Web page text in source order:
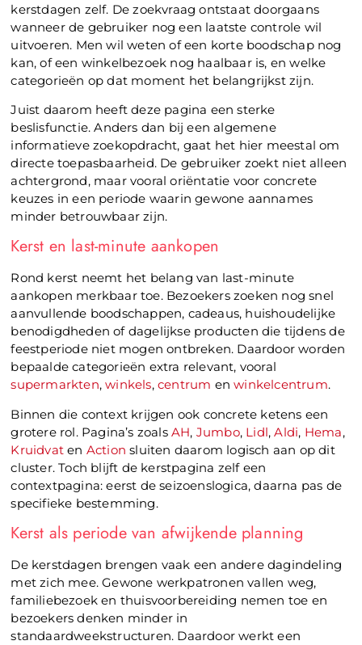
kerstdagen zelf. De zoekvraag ontstaat doorgaans
wanneer de gebruiker nog een laatste controle wil
uitvoeren. Men wil weten of een korte boodschap nog
kan, of een winkelbezoek nog haalbaar is, en welke
categorieën op dat moment het belangrijkst zijn.
Juist daarom heeft deze pagina een sterke
beslisfunctie. Anders dan bij een algemene
informatieve zoekopdracht, gaat het hier meestal om
directe toepasbaarheid. De gebruiker zoekt niet alleen
achtergrond, maar vooral oriëntatie voor concrete
keuzes in een periode waarin gewone aannames
minder betrouwbaar zijn.
Kerst en last-minute aankopen
Rond kerst neemt het belang van last-minute
aankopen merkbaar toe. Bezoekers zoeken nog snel
aanvullende boodschappen, cadeaus, huishoudelijke
benodigdheden of dagelijkse producten die tijdens de
feestperiode niet mogen ontbreken. Daardoor worden
bepaalde categorieën extra relevant, vooral
supermarkten,winkels,centrum enwinkelcentrum.
Binnen die context krijgen ook concrete ketens een
grotere rol. Pagina’s zoalsAH, Jumbo, Lidl,Aldi, Hema,
Kruidvat en Action sluiten daarom logisch aan op dit
cluster. Toch blijft de kerstpagina zelf een
contextpagina: eerst de seizoenslogica, daarna pas de
specifieke bestemming.
Kerst als periode van afwijkende planning
De kerstdagen brengen vaak een andere dagindeling
met zich mee. Gewone werkpatronen vallen weg,
familiebezoek en thuisvoorbereiding nemen toe en
bezoekers denken minder in
standaardweekstructuren. Daardoor werkt een